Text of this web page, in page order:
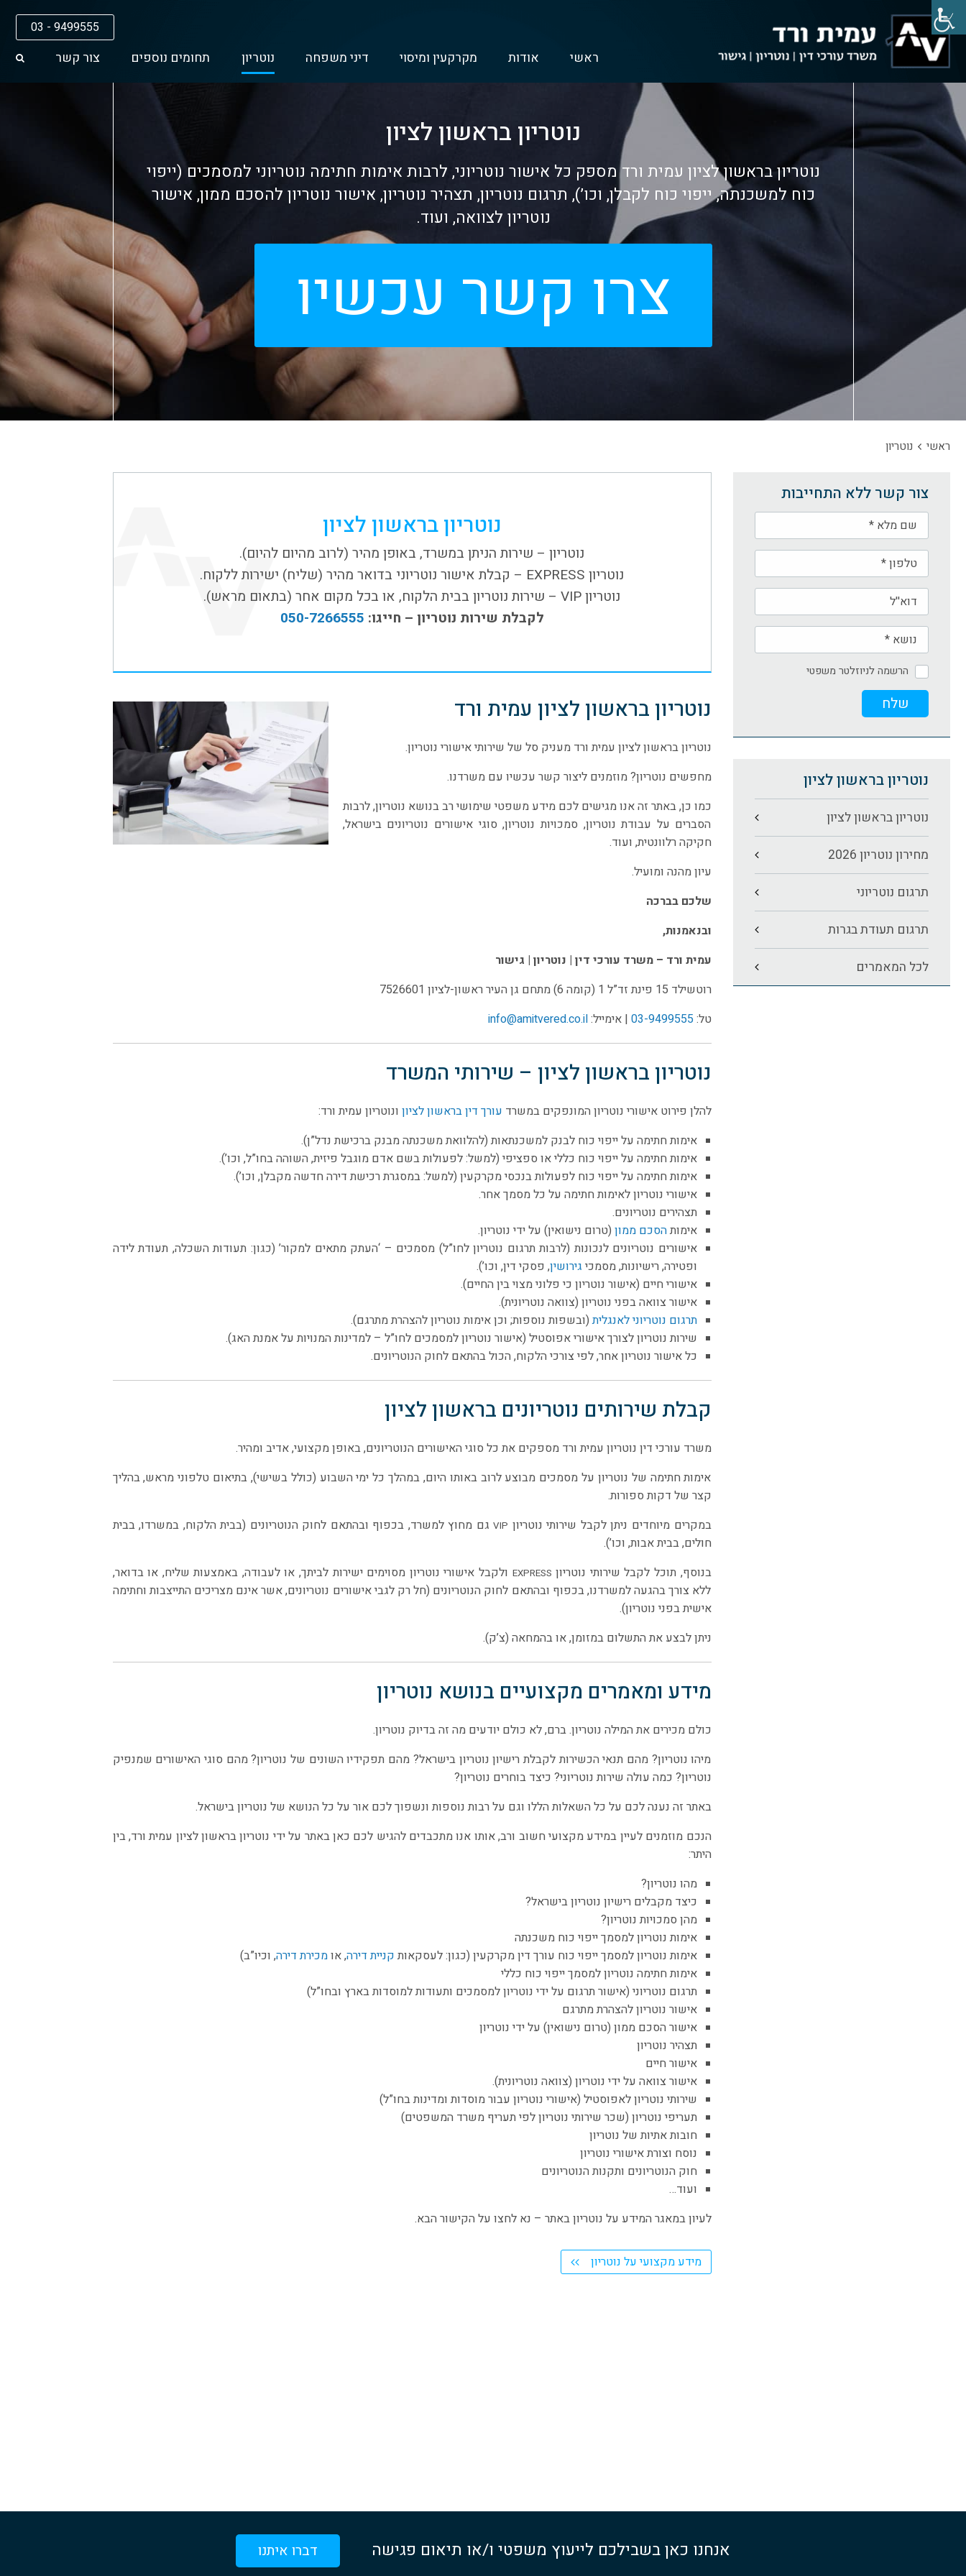
03 - 9499555
ראשי אודות מקרקעין ומיסוי דיני משפחה נוטריון תחומים נוספים צור קשר
נוטריון בראשון לציון
נוטריון בראשון לציון עמית ורד מספק כל אישור נוטריוני, לרבות אימות חתימה נוטריוני למסמכים (ייפוי
כוח למשכנתה, ייפוי כוח לקבלן, וכו’), תרגום נוטריון, תצהיר נוטריון, אישור נוטריון להסכם ממון, אישור
נוטריון לצוואה, ועוד.
צרו קשר עכשיו
ראשי נוטריון
צור קשר ללא התחייבות
הרשמה לניוזלטר משפטי
נוטריון בראשון לציון
נוטריון בראשון לציון
מחירון נוטריון 2026
תרגום נוטריוני
תרגום תעודת בגרות
לכל המאמרים
נוטריון בראשון לציון
נוטריון – שירות הניתן במשרד, באופן מהיר (לרוב מהיום להיום).
נוטריון EXPRESS – קבלת אישור נוטריוני בדואר מהיר (שליח) ישירות ללקוח.
נוטריון VIP – שירות נוטריון בבית הלקוח, או בכל מקום אחר (בתאום מראש).
לקבלת שירות נוטריון – חייגו: 050-7266555
נוטריון בראשון לציון עמית ורד
נוטריון בראשון לציון עמית ורד מעניק סל של שירותי אישורי נוטריון.
מחפשים נוטריון? מוזמנים ליצור קשר עכשיו עם משרדנו.
כמו כן, באתר זה אנו מגישים לכם מידע משפטי שימושי רב בנושא נוטריון, לרבות
הסברים על עבודת נוטריון, סמכויות נוטריון, סוגי אישורים נוטריונים בישראל,
חקיקה רלוונטית, ועוד.
עיון מהנה ומועיל.
שלכם בברכה
ובנאמנות,
עמית ורד – משרד עורכי דין | נוטריון | גישור
רוטשילד 15 פינת זד”ל 1 (קומה 6) מתחם גן העיר ראשון-לציון 7526601
טל: 03-9499555 | אימייל:info@amitvered.co.il
נוטריון בראשון לציון – שירותי המשרד
להלן פירוט אישורי נוטריון המונפקים במשרד עורך דין בראשון לציון ונוטריון עמית ורד:
אימות חתימה על ייפוי כוח לבנק למשכנתאות (להלוואת משכנתה מבנק ברכישת נדל”ן).
אימות חתימה על ייפוי כוח כללי או ספציפי (למשל: לפעולות בשם אדם מוגבל פיזית, השוהה בחו”ל, וכו’).
אימות חתימה על ייפוי כוח לפעולות בנכסי מקרקעין (למשל: במסגרת רכישת דירה חדשה מקבלן, וכו’).
אישורי נוטריון לאימות חתימה על כל מסמך אחר.
תצהירים נוטריונים.
אימותהסכם ממון (טרום נישואין) על ידי נוטריון.
אישורים נוטריונים לנכונות (לרבות תרגום נוטריון לחו”ל) מסמכים – ‘העתק מתאים למקור’ (כגון: תעודות השכלה, תעודת לידה
ופטירה, רישיונות, מסמכי גירושין, פסקי דין, וכו’).
אישורי חיים (אישור נוטריון כי פלוני מצוי בין החיים).
אישור צוואה בפני נוטריון (צוואה נוטריונית).
תרגום נוטריוני לאנגלית(ובשפות נוספות; וכן אימות נוטריון להצהרת מתרגם).
שירות נוטריון לצורך אישורי אפוסטיל (אישור נוטריון למסמכים לחו”ל – למדינות המנויות על אמנת האג).
כל אישור נוטריון אחר, לפי צורכי הלקוח, הכול בהתאם לחוק הנוטריונים.
קבלת שירותים נוטריונים בראשון לציון
משרד עורכי דין נוטריון עמית ורד מספקים את כל סוגי האישורים הנוטריונים, באופן מקצועי, אדיב ומהיר.
אימות חתימה של נוטריון על מסמכים מבוצע לרוב באותו היום, במהלך כל ימי השבוע (כולל בשישי), בתיאום טלפוני מראש, בהליך
קצר של דקות ספורות.
במקרים מיוחדים ניתן לקבל שירותי נוטריון VIPגם מחוץ למשרד, בכפוף ובהתאם לחוק הנוטריונים (בבית הלקוח, במשרדו, בבית
חולים, בבית אבות, וכו’).
בנוסף, תוכל לקבל שירותי נוטריון EXPRESS ולקבל אישורי נוטריון מסוימים ישירות לביתך, או לעבודה, באמצעות שליח, או בדואר,
ללא צורך בהגעה למשרדנו, בכפוף ובהתאם לחוק הנוטריונים (חל רק לגבי אישורים נוטריונים, אשר אינם מצריכים התייצבות וחתימה
אישית בפני נוטריון).
ניתן לבצע את התשלום במזומן, או בהמחאה (צ’ק).
מידע ומאמרים מקצועיים בנושא נוטריון
כולם מכירים את המילה נוטריון. ברם, לא כולם יודעים מה זה בדיוק נוטריון.
מיהו נוטריון? מהם תנאי הכשירות לקבלת רישיון נוטריון בישראל? מהם תפקידיו השונים של נוטריון? מהם סוגי האישורים שמנפיק
נוטריון? כמה עולה שירות נוטריוני? כיצד בוחרים נוטריון?
באתר זה נענה לכם על כל השאלות הללו וגם על רבות נוספות ונשפוך לכם אור על כל הנושא של נוטריון בישראל.
הנכם מוזמנים לעיין במידע מקצועי חשוב ורב, אותו אנו מתכבדים להגיש לכם כאן באתר על ידי נוטריון בראשון לציון עמית ורד, בין
היתר:
מהו נוטריון?
כיצד מקבלים רישיון נוטריון בישראל?
מהן סמכויות נוטריון?
אימות נוטריון למסמך ייפוי כוח משכנתה
אימות נוטריון למסמך ייפוי כוח עורך דין מקרקעין (כגון: לעסקאות קניית דירה, אומכירת דירה, וכיו”ב)
אימות חתימה נוטריון למסמך ייפוי כוח כללי
תרגום נוטריוני (אישור תרגום על ידי נוטריון למסמכים ותעודות למוסדות בארץ ובחו”ל)
אישור נוטריון להצהרת מתרגם
אישור הסכם ממון (טרום נישואין) על ידי נוטריון
תצהיר נוטריון
אישור חיים
אישור צוואה על ידי נוטריון (צוואה נוטריונית).
שירותי נוטריון לאפוסטיל (אישורי נוטריון עבור מוסדות ומדינות בחו”ל)
תעריפי נוטריון (שכר שירותי נוטריון לפי תעריף משרד המשפטים)
חובות אתיות של נוטריון
נוסח וצורת אישורי נוטריון
חוק הנוטריונים ותקנות הנוטריונים
ועוד…
לעיון במאגר המידע על נוטריון באתר – נא לחצו על הקישור הבא.
מידע מקצועי על נוטריון
אנחנו כאן בשבילכם לייעוץ משפטי ו/או תיאום פגישה דברו איתנו